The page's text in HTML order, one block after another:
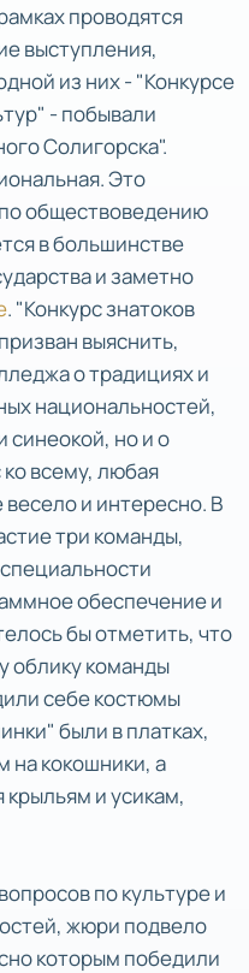
проводятся
выступления,
из них - "Конкурсе
- побывали
Солигорска".
Это
обществоведению
в большинстве
и заметно
. "Конкурс знатоков
выяснить,
о традициях и
национальностей,
но и о
всему, любая
весело и интересно. В
три команды,
обеспечение и
бы отметить, что
облику команды
себе костюмы
были в платках,
на кокошники, а
и усикам,
по культуре и
жюри подвело
которым победили